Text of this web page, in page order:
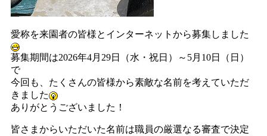
愛称を来園者の皆様とインターネットから募集しました
募集期間は2026年4月29日（水・祝日）～5月10日（日）
で
今回も、たくさんの皆様から素敵な名前を考えていただ
きました
ありがとうございました！
皆さまからいただいた名前は職員の厳選なる審査で決定